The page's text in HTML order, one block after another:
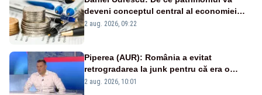
deveni conceptul central al economiei
viitoare?
2 aug. 2026, 09:22
Piperea (AUR): România a evitat
retrogradarea la junk pentru că era o
catastrofă pentru bănci și fondurile de
2 aug. 2026, 10:01